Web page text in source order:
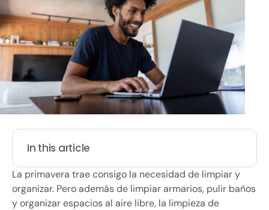
In this article
La primavera trae consigo la necesidad de limpiar y
organizar. Pero además de limpiar armarios, pulir baños
y organizar espacios al aire libre, la limpieza de